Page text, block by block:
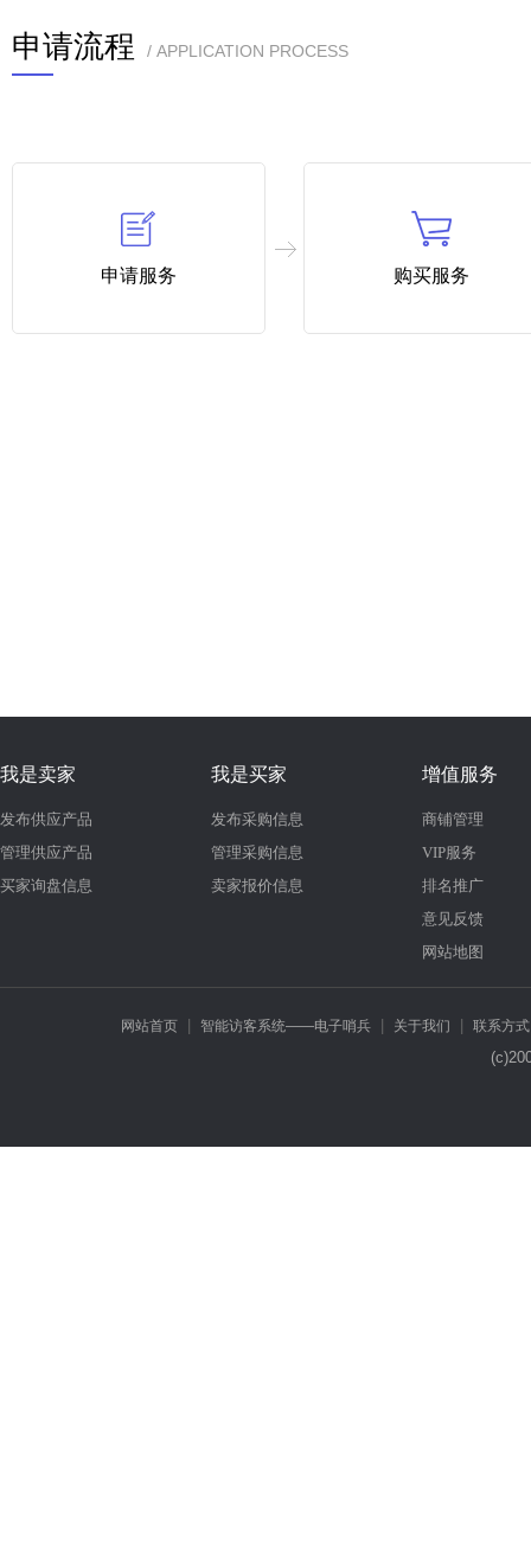
申请流程 / APPLICATION PROCESS
申请服务 购买服务
我是卖家
发布供应产品
管理供应产品
买家询盘信息
我是买家
发布采购信息
管理采购信息
卖家报价信息
增值服务
商铺管理
VIP服务
排名推广
意见反馈
网站地图
网站首页 智能访客系统——电子哨兵 关于我们 联系方式